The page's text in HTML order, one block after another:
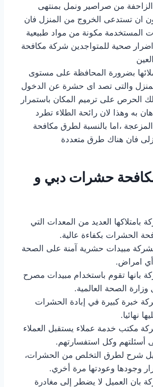
من صراصير ونمل بمنتهى
ان تستدعى الخروج من المنزل فان
المستخدمة مكونة من مواد طبيعية
صحية للمتواجدين شركة مكافحة
بضرورة المحافظة على مستوى
والتى تصد اى حشرة عن الدخول
الحرص على ترميم المكان باستمرار
به وهذا لان رائحة الطلاء تطرد
،اما بالنسبة لطرق مكافحة
فان هناك طرق متعددة
حشرات دبي و
بامتلاكها العديد من المعدات التي
الحشرات بكفاءة عالية.
مبيدات حشرية آمنة على الصحة
امراض.
بانها تقوم باستخدام مبيدات مصرح
وزارة الصحة العالمية.
خبرة كبيرة في إبادة الحشرات
نهائيا.
مكتب خدمة عملاء يستقبل العملاء
أسئلتهم وكل استفسارتهم.
شرح لطرق التخلص من الحشرات،
وجودها وعودتها مرة أخري.
بان العميل لا يضطر إلى مغادرة